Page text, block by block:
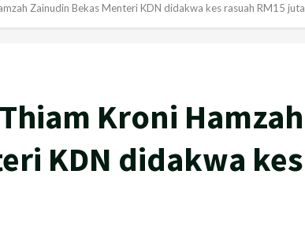
Zainudin Bekas Menteri KDN didakwa kes rasuah RM15 juta
Kroni Hamzah
KDN didakwa kes